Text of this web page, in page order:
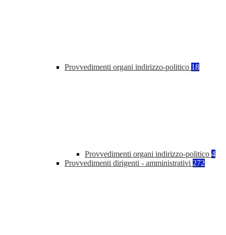
Provvedimenti organi indirizzo-politico 18
Provvedimenti organi indirizzo-politico 4
Provvedimenti dirigenti - amministrativi 272